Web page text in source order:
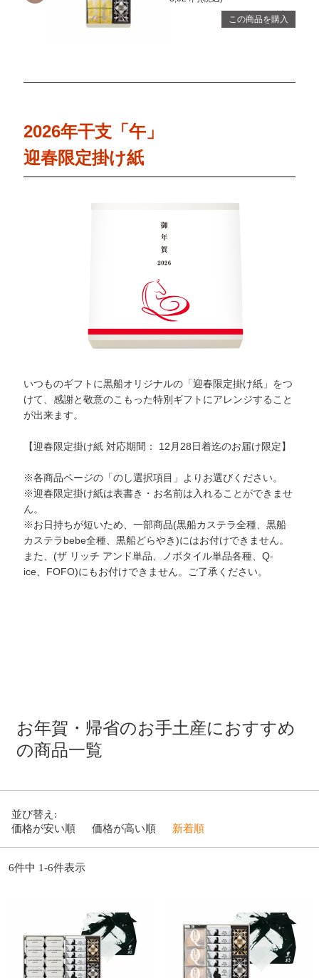
この商品を購入
2026年干支「午」
迎春限定掛け紙
いつものギフトに黒船オリジナルの「迎春限定掛け紙」をつ
けて、感謝と敬意のこもった特別ギフトにアレンジすること
が出来ます。
【迎春限定掛け紙 対応期間： 12月28日着迄のお届け限定】
※各商品ページの「のし選択項目」よりお選びください。
※迎春限定掛け紙は表書き・お名前は入れることができませ
ん。
※お日持ちが短いため、一部商品(黒船カステラ全種、黒船
カステラbebe全種、黒船どらやき)にはお付けできません。
また、(ザ リッチ アンド単品、ノボタイル単品各種、Q-
ice、FOFO)にもお付けできません。ご了承ください。
お年賀・帰省のお手土産におすすめ
の商品一覧
並び替え
価格が安い順
価格が高い順 新着順
6件中 1-6件表示